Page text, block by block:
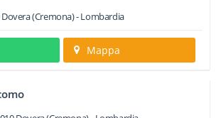
Dovera(Cremona) -Lombardia
Mappa